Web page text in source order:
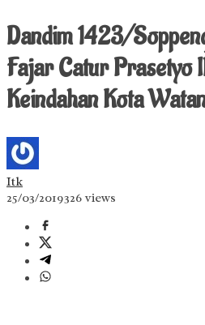
Dandim 1423/
Fajar Catur Prasetyo
Keindahan Kota
Itk
25/03/2019326 views